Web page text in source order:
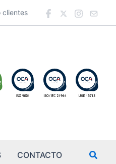
clientes
CONTACTO